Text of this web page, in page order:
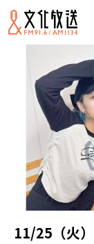
11/25（火